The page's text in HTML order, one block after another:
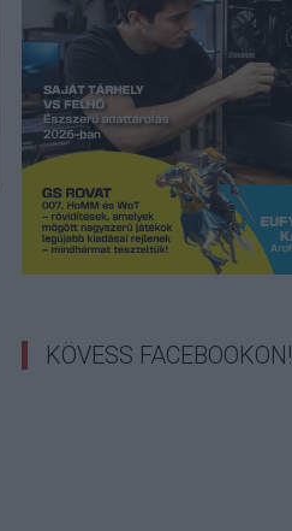
KÖVESS FACEBOOKON!